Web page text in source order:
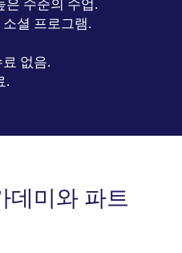
은 수준의 수업.
셜 프로그램.
없음.
.
데미와 파트